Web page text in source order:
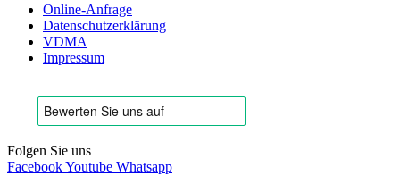
Online-Anfrage
Datenschutzerklärung
VDMA
Impressum
Folgen Sie uns
FacebookYoutube Whatsapp